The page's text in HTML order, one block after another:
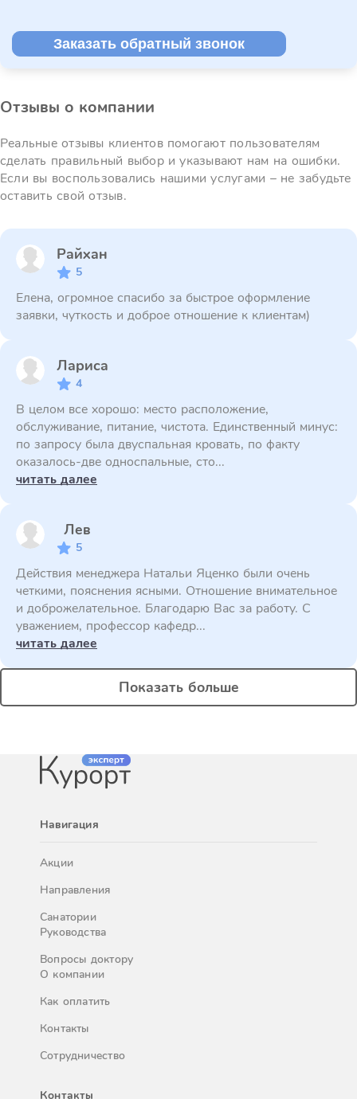
Заказать обратный звонок
Отзывы о компании
Реальные отзывы клиентов помогают пользователям
сделать правильный выбор и указывают нам на ошибки.
Если вы воспользовались нашими услугами – не забудьте
оставить свой отзыв.
Райхан
5
Елена, огромное спасибо за быстрое оформление
заявки, чуткость и доброе отношение к клиентам)
Лариса
4
В целом все хорошо: место расположение,
обслуживание, питание, чистота. Единственный минус:
по запросу была двуспальная кровать, по факту
оказалось-две односпальные, сто...
читать далее
Лев
5
Действия менеджера Натальи Яценко были очень
четкими, пояснения ясными. Отношение внимательное
и доброжелательное. Благодарю Вас за работу. С
уважением, профессор кафедр...
читать далее
Показать больше
Навигация
Акции
Направления
Санатории
Руководства
Вопросы доктору
О компании
Как оплатить
Контакты
Сотрудничество
Контакты